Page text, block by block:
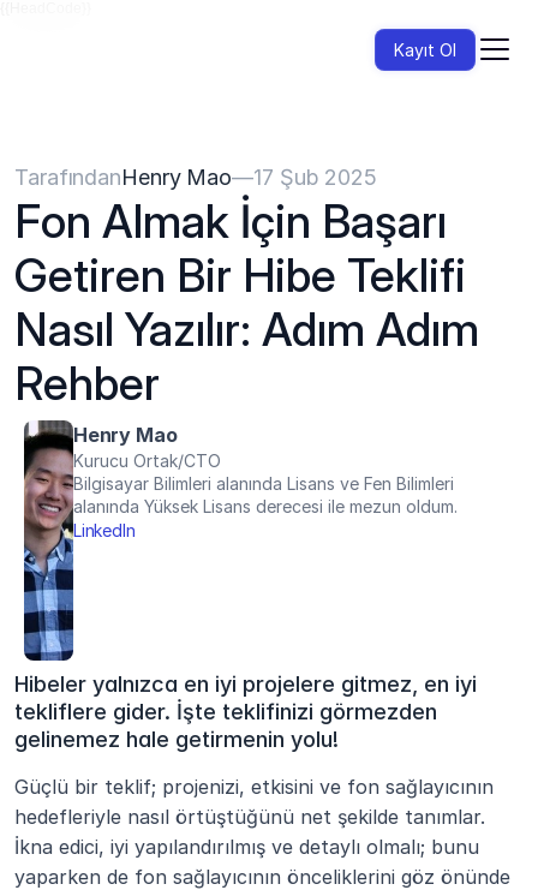
Kayıt Ol
TarafındanHenry Mao—17 Şub 2025
Fon Almak İçin Başarı
Getiren Bir Hibe Teklifi
Nasıl Yazılır: Adım Adım
Rehber
Henry Mao
Kurucu Ortak/CTO
Bilgisayar Bilimleri alanında Lisans ve Fen Bilimleri
alanında Yüksek Lisans derecesi ile mezun oldum.
LinkedIn
Hibeler yalnızca en iyi projelere gitmez, en iyi
tekliflere gider. İşte teklifinizi görmezden
gelinemez hale getirmenin yolu!
Güçlü bir teklif; projenizi, etkisini ve fon sağlayıcının
hedefleriyle nasıl örtüştüğünü net şekilde tanımlar.
İkna edici, iyi yapılandırılmış ve detaylı olmalı; bunu
yaparken de fon sağlayıcının önceliklerini göz önünde